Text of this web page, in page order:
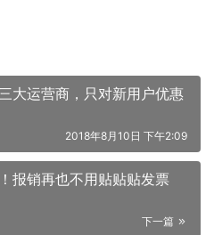
大运营商，只对新用户优惠
2018年8月10日 下午2:09
报销再也不用贴贴贴发票
下一篇